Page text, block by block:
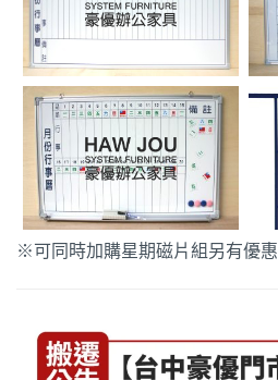
※可同時加購星期磁片組另有優惠